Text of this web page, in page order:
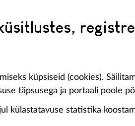
küpsiseid (cookies).
täpsusega ja portaali poole
külastatavuse statistika